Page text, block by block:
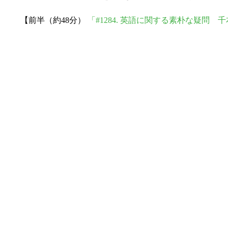
【前半（約48分） 「#1284. 英語に関する素朴な疑問 千